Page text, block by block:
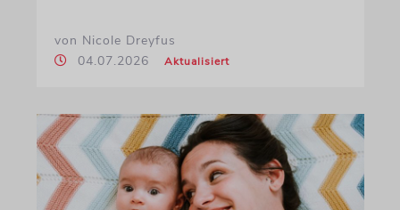
von Nicole Dreyfus
04.07.2026
Aktualisiert